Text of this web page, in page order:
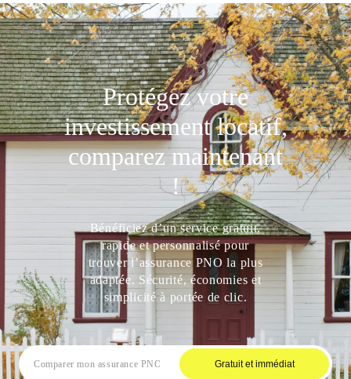
Protégez votre
investissement locatif,
comparez maintenant
!
Bénéficiez d’un service gratuit,
rapide et personnalisé pour
trouver l’assurance PNO la plus
adaptée. Sécurité, économies et
simplicité à portée de clic.
Gratuit et immédiat